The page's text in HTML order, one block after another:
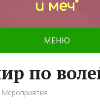
и меч"
МЕНЮ
по
Мероприятия